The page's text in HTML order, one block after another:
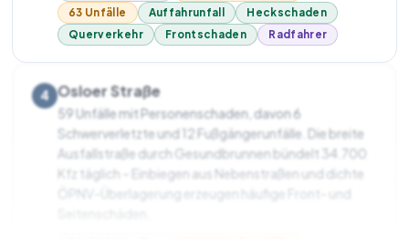
63 Unfälle
Auffahrunfall
Heckschaden
Querverkehr
Frontschaden Radfahrer
4 Osloer Straße
59 Unfälle mit Personenschaden, davon 6
Schwerverletzte und 12 Fußgängerunfälle. Die breite
Ausfallstraße durch Gesundbrunnen bündelt 34.700
Kfz täglich – Einbiegen aus Nebenstraßen und dichte